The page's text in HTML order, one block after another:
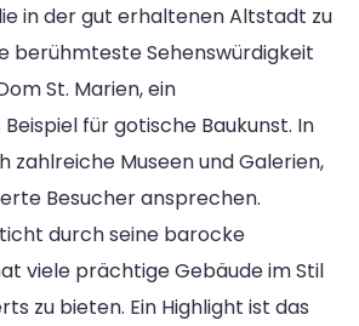
in der gut erhaltenen Altstadt zu
berühmteste Sehenswürdigkeit
St. Marien, ein
für gotische Baukunst. In
zahlreiche Museen und Galerien,
Besucher ansprechen.
durch seine barocke
viele prächtige Gebäude im Stil
zu bieten. Ein Highlight ist das